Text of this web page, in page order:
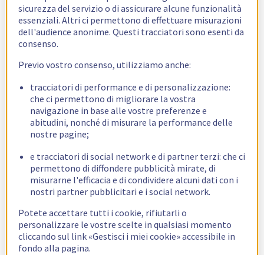
sicurezza del servizio o di assicurare alcune funzionalità
essenziali. Altri ci permettono di effettuare misurazioni
dell'audience anonime. Questi tracciatori sono esenti da
consenso.
Previo vostro consenso, utilizziamo anche:
tracciatori di performance e di personalizzazione:
che ci permettono di migliorare la vostra
navigazione in base alle vostre preferenze e
abitudini, nonché di misurare la performance delle
nostre pagine;
e tracciatori di social network e di partner terzi: che ci
permettono di diffondere pubblicità mirate, di
misurarne l'efficacia e di condividere alcuni dati con i
nostri partner pubblicitari e i social network.
Potete accettare tutti i cookie, rifiutarli o
personalizzare le vostre scelte in qualsiasi momento
cliccando sul link «Gestisci i miei cookie» accessibile in
fondo alla pagina.